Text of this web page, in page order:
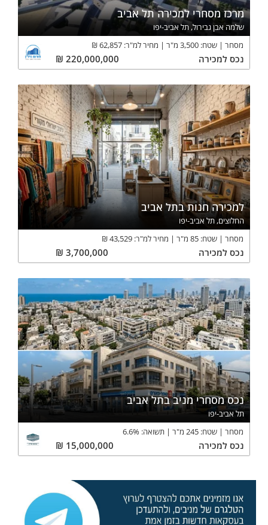
מרכז מסחרי למכירה תל אביב
שלמה אבן גבירול, תל אביב-יפו
מסחר
שטח: 3,500 מ"ר מחיר למ"ר: 62,857
₪
נכס למכירה 220,000,000
₪
למכירה חנות בתל אביב
החלוצים, תל אביב-יפו
מסחר
שטח: 85 מ"ר מחיר למ"ר: 43,529
₪
נכס למכירה 3,700,000
₪
נכס מסחרי מניב בתל אביב
תל אביב-יפו
מסחר
שטח: 245 מ"ר תשואה: 6.6%
נכס למכירה 15,000,000
₪